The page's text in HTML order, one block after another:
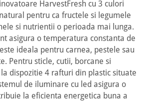
HarvestFresh cu 3 culori
pentru ca fructele si legumele
si nutrientii o perioada mai lunga.
asigura o temperatura constanta de
ideala pentru carnea, pestele sau
Pentru sticle, cutii, borcane si
dispozitie 4 rafturi din plastic situate
de iluminare cu led asigura o
la eficienta energetica buna a